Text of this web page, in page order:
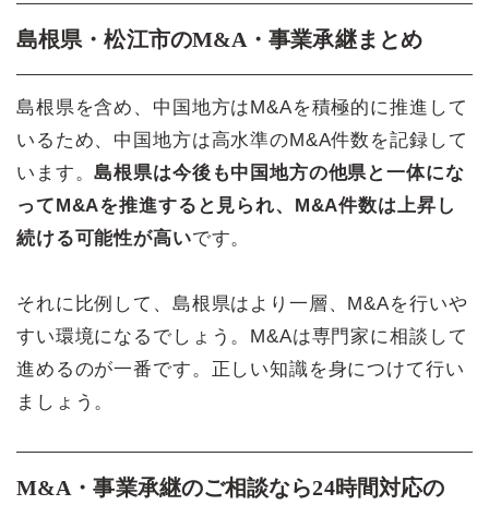
島根県・松江市のM&A・事業承継まとめ
島根県を含め、中国地方はM&Aを積極的に推進して
いるため、中国地方は高水準のM&A件数を記録して
います。島根県は今後も中国地方の他県と一体にな
ってM&Aを推進すると見られ、M&A件数は上昇し
続ける可能性が高いです。
それに比例して、島根県はより一層、M&Aを行いや
すい環境になるでしょう。M&Aは専門家に相談して
進めるのが一番です。正しい知識を身につけて行い
ましょう。
M&A・事業承継のご相談なら24時間対応の